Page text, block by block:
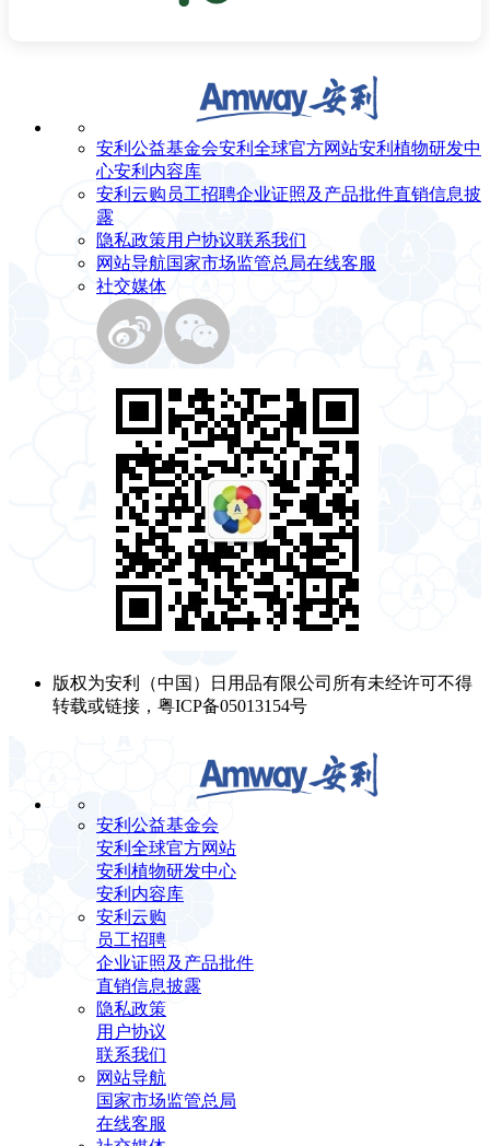
安利公益基金会安利全球官方网站安利植物研发中
心安利内容库
安利云购 员工招聘企业证照及产品批件直销信息披
露
隐私政策用户协议联系我们
网站导航国家市场监管总局在线客服
社交媒体
版权为安利（中国）日用品有限公司所有未经许可不得
转载或链接，粤ICP备05013154号
安利公益基金会
安利全球官方网站
安利植物研发中心
安利内容库
安利云购
员工招聘
企业证照及产品批件
直销信息披露
隐私政策
用户协议
联系我们
网站导航
国家市场监管总局
在线客服